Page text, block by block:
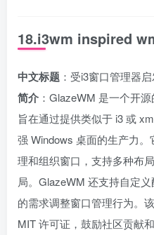
18.i3wm inspired
中文标题 ：受i3窗口管理器
简介 ：GlazeWM 是一个开
旨在通过提供类似于 i3 或
强 Windows 桌面的生产力
理和组织窗口，支持多种布
局。GlazeWM 还支持自定
的需求调整窗口管理行为。
MIT 许可证，鼓励社区贡献和